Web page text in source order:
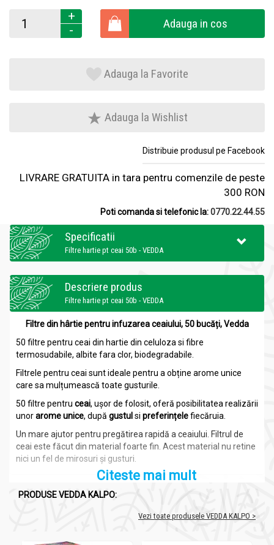
+
-
Adauga in cos
Adauga la Favorite
Adauga la Wishlist
Distribuie produsul pe Facebook
LIVRARE GRATUITA in tara pentru comenzile de peste
300 RON
Poti comanda si telefonic la:0770.22.44.55
Specificatii
Filtre hartie pt ceai 50b - VEDDA
Descriere produs
Filtre hartie pt ceai 50b - VEDDA
Filtre din hârtie pentru infuzarea ceaiului, 50 bucăți, Vedda
50 filtre pentru ceai din hartie din celuloza si fibre
termosudabile, albite fara clor, biodegradabile.
Filtrele pentru ceai sunt ideale pentru a obține arome unice
care sa mulțumească toate gusturile.
50 filtre pentru ceai, ușor de folosit, oferă posibilitatea realizării
unorarome unice, după gustul si preferințelefiecăruia.
Un mare ajutor pentru pregătirea rapidă a ceaiului. Filtrul de
ceai este făcut din material foarte fin. Acest material nu retine
nici un fel de mirosuri și gusturi.
Compoziție și Caracteristici:
Filtre hartie pt ceai 50b - VEDDA
Citeste mai mult
PRODUSE VEDDA KALPO:
Vezi toate produsele VEDDA KALPO >